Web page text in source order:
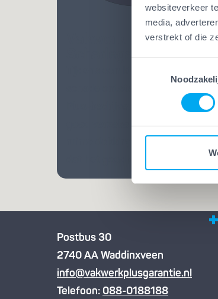
websiteverkeer
media,
verstrekt of die
Vakwerk Plus
Schadegarantie
Plus-bedrijven ben je extra
goed verzekerd. Dankzij een
Postbus 30
2740 AA Waddinxveen
info@vakwerkplusgarantie.nl
Telefoon: 088-0188188